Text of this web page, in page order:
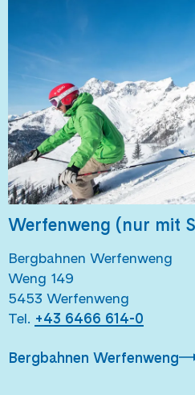
Werfenweng (nur mit
Bergbahnen Werfenweng
Weng 149
5453 Werfenweng
Tel. +43 6466 614-0
Bergbahnen Werfenweng